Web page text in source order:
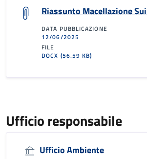
Riassunto Macellazione
DATA PUBBLICAZIONE
12/06/2025
FILE
DOCX (56.59 KB)
Ufficio responsabile
Ufficio Ambiente